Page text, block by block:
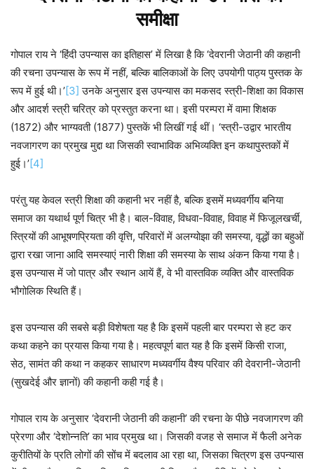
समीक्षा
गोपाल राय ने ‘हिंदी उपन्यास का इतिहास’ में लिखा है कि ‘देवरानी जेठानी की कहानी
की रचना उपन्यास के रूप में नहीं, बल्कि बालिकाओं के लिए उपयोगी पाठ्य पुस्तक के
रूप में हुई थी।’[3] उनके अनुसार इस उपन्यास का मकसद स्त्री-शिक्षा का विकास
और आदर्श स्त्री चरित्र को प्रस्तुत करना था। इसी परम्परा में वामा शिक्षक
(1872) और भाग्यवती (1877) पुस्तकें भी लिखीं गई थीं। ‘स्त्री-उद्वार भारतीय
नवजागरण का प्रमुख मुद्दा था जिसकी स्वाभाविक अभिव्यक्ति इन कथापुस्तकों में
हुई।’[4]
परंतु यह केवल स्त्री शिक्षा की कहानी भर नहीं है, बल्कि इसमें मध्यवर्गीय बनिया
समाज का यथार्थ पूर्ण चित्र भी है। बाल-विवाह, विधवा-विवाह, विवाह में फिजूलखर्ची,
स्त्रियों की आभूषणप्रियता की वृत्ति, परिवारों में अलग्योझा की समस्या, वृद्धों का बहुओं
द्वारा रखा जाना आदि समस्याएं नारी शिक्षा की समस्या के साथ अंकन किया गया है।
इस उपन्यास में जो पात्र और स्थान आयें हैं, वे भी वास्तविक व्यक्ति और वास्तविक
भौगोलिक स्थिति हैं।
इस उपन्यास की सबसे बड़ी विशेषता यह है कि इसमें पहली बार परम्परा से हट कर
कथा कहने का प्रयास किया गया है। महत्वपूर्ण बात यह है कि इसमें किसी राजा,
सेठ, सामंत की कथा न कहकर साधारण मध्यवर्गीय वैश्य परिवार की देवरानी-जेठानी
(सुखदेई और ज्ञानों) की कहानी कही गई है।
गोपाल राय के अनुसार ‘देवरानी जेठानी की कहानी’ की रचना के पीछे नवजागरण की
प्रेरणा और ‘देशोन्नति’ का भाव प्रमुख था। जिसकी वजह से समाज में फैली अनेक
कुरीतियों के प्रति लोगों की सोंच में बदलाव आ रहा था, जिसका चित्रण इस उपन्यास